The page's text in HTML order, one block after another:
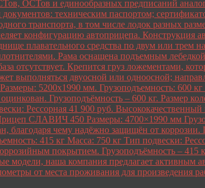
ОСТов и единообразных предписаний
техническим паспортом;
транспорта, в том числе лодок разных
конфигурацию автоприцепа. Конструкция
плавательного средства по двум или трем
Рама оснащена подъемным лебедкой
отсутствует. Крепится груз ложементами,
выполняться двуосной или одноосной;
5200х1990 мм. Грузоподъемность: 600
Грузоподъёмность – 600 кг.
Рессорная 41 900 руб.
СЛАВИЧ 450 Размеры: 4700×1990 мм
чему надёжно защищён от коррозии.
415 кг Масса: 750 кг Тип подвески:
покрытием. Грузоподъёмность –
модели, наша компания предлагает активным
от места проживания для произведения